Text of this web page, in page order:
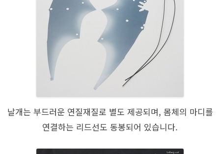
날개는 부드러운 연질재질로 별도 제공되며, 몸체의 마디를
연결하는 리드선도 동봉되어 있습니다.